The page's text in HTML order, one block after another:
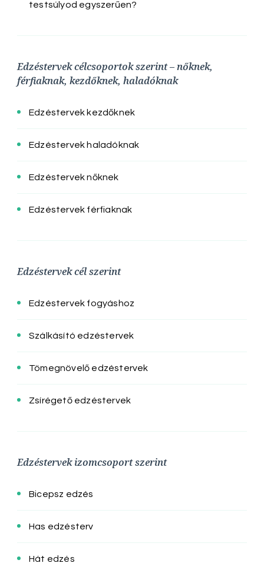
testsúlyod egyszerűen?
Edzéstervek célcsoportok szerint – nőknek,
férfiaknak, kezdőknek, haladóknak
Edzéstervek kezdőknek
Edzéstervek haladóknak
Edzéstervek nőknek
Edzéstervek férfiaknak
Edzéstervek cél szerint
Edzéstervek fogyáshoz
Szálkásító edzéstervek
Tömegnövelő edzéstervek
Zsírégető edzéstervek
Edzéstervek izomcsoport szerint
Bicepsz edzés
Has edzésterv
Hát edzés